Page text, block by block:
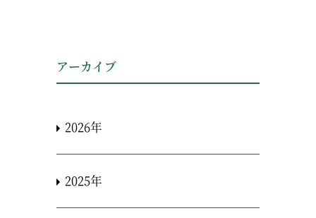
アーカイブ
2026年
2025年